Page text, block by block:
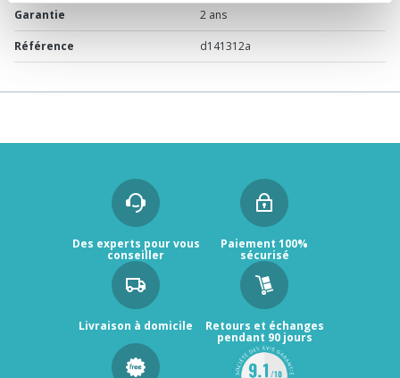
Garantie 2 ans
Référence d141312a
Des experts pour vous
conseiller
Paiement 100%
sécurisé
Livraison à domicile Retours et échanges
pendant 90 jours